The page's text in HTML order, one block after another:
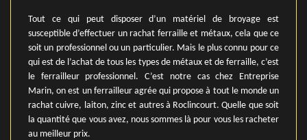
Tout ce qui peut disposer d’un matériel de broyage est
susceptible d’effectuer un rachat ferraille et métaux, cela que ce
soit un professionnel ou un particulier. Mais le plus connu pour ce
qui est de l’achat de tous les types de métaux et de ferraille, c’est
le ferrailleur professionnel. C’est notre cas chez Entreprise
Marin, on est un ferrailleur agrée qui propose à tout le monde un
rachat cuivre, laiton, zinc et autres à Roclincourt. Quelle que soit
la quantité que vous avez, nous sommes là pour vous les racheter
au meilleur prix.